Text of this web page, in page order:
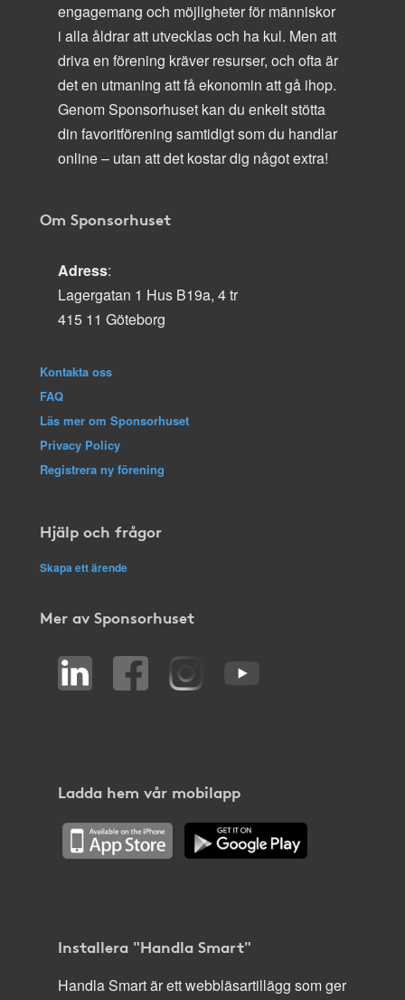
engagemang och möjligheter för människor
i alla åldrar att utvecklas och ha kul. Men att
driva en förening kräver resurser, och ofta är
det en utmaning att få ekonomin att gå ihop.
Genom Sponsorhuset kan du enkelt stötta
din favoritförening samtidigt som du handlar
online – utan att det kostar dig något extra!
Om Sponsorhuset
Adress:
Lagergatan 1 Hus B19a, 4 tr
415 11 Göteborg
Kontakta oss
FAQ
Läs mer om Sponsorhuset
Privacy Policy
Registrera ny förening
Hjälp och frågor
Skapa ett ärende
Mer av Sponsorhuset
Ladda hem vår mobilapp
Installera "Handla Smart"
Handla Smart är ett webbläsartillägg som ger